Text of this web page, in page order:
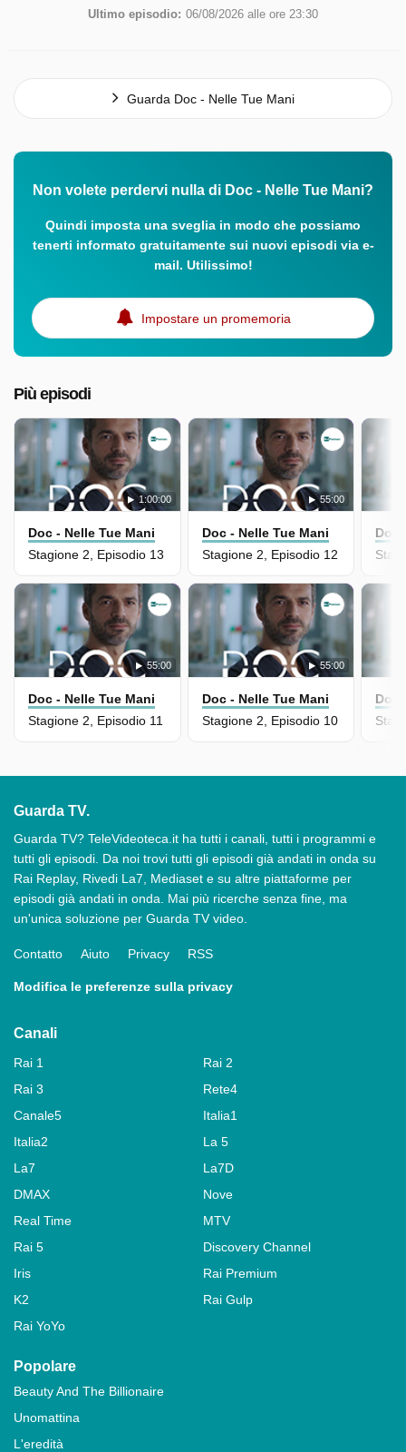
Ultimo episodio: 06/08/2026 alle ore 23:30
Guarda Doc - Nelle Tue Mani
Non volete perdervi nulla di Doc - Nelle Tue Mani?
Quindi imposta una sveglia in modo che possiamo
tenerti informato gratuitamente sui nuovi episodi via e-
mail. Utilissimo!
Impostare un promemoria
Più episodi
1:00:00
Doc - Nelle Tue Mani
Stagione 2, Episodio 13
55:00
Doc - Nelle Tue Mani
Stagione 2, Episodio 12
55:00
Doc - Nelle Tue Mani
Stagione 2, Episodio 11
55:00
Doc - Nelle Tue Mani
Stagione 2, Episodio 10
Doc
Doc
Guarda TV.
Guarda TV? TeleVideoteca.it ha tutti i canali, tutti i programmi e
tutti gli episodi. Da noi trovi tutti gli episodi già andati in onda su
Rai Replay, Rivedi La7, Mediaset e su altre piattaforme per
episodi già andati in onda. Mai più ricerche senza fine, ma
un'unica soluzione per Guarda TV video.
Contatto Aiuto Privacy RSS
Modifica le preferenze sulla privacy
Canali
Rai 1
Rai 2
Rai 3
Rete4
Canale5
Italia1
Italia2
La 5
La7
La7D
DMAX
Nove
Real Time
MTV
Rai 5
Discovery Channel
Iris
Rai Premium
K2
Rai Gulp
Rai YoYo
Popolare
Beauty And The Billionaire
Unomattina
L'eredità